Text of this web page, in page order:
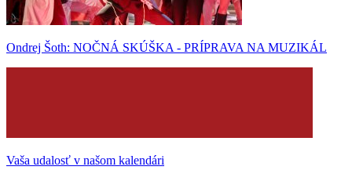
Ondrej Šoth: NOČNÁ SKÚŠKA - PRÍPRAVA NA MUZIKÁL
Vaša udalosť v našom kalendári